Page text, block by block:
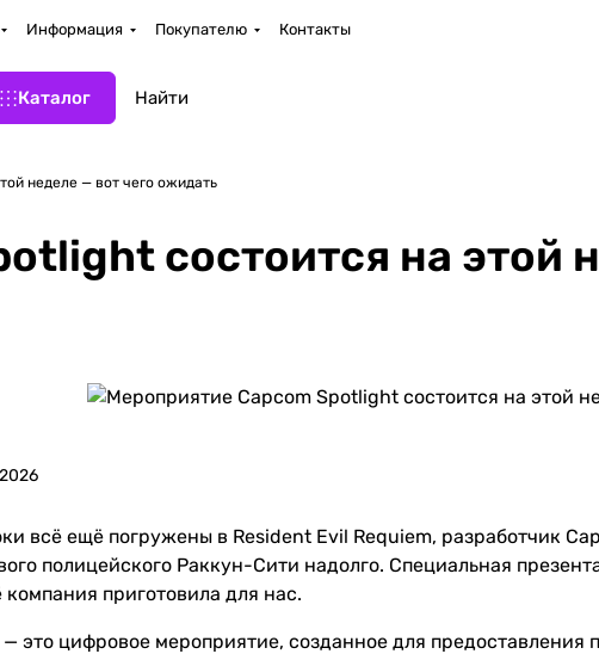
Информация Покупателю Контакты
Каталог
неделе — вот чего ожидать
состоится на этой
всё ещё погружены в Resident Evil Requiem, разработчик
полицейского Раккун-Сити надолго. Специальная
компания приготовила для нас.
это цифровое мероприятие, созданное для предоставления